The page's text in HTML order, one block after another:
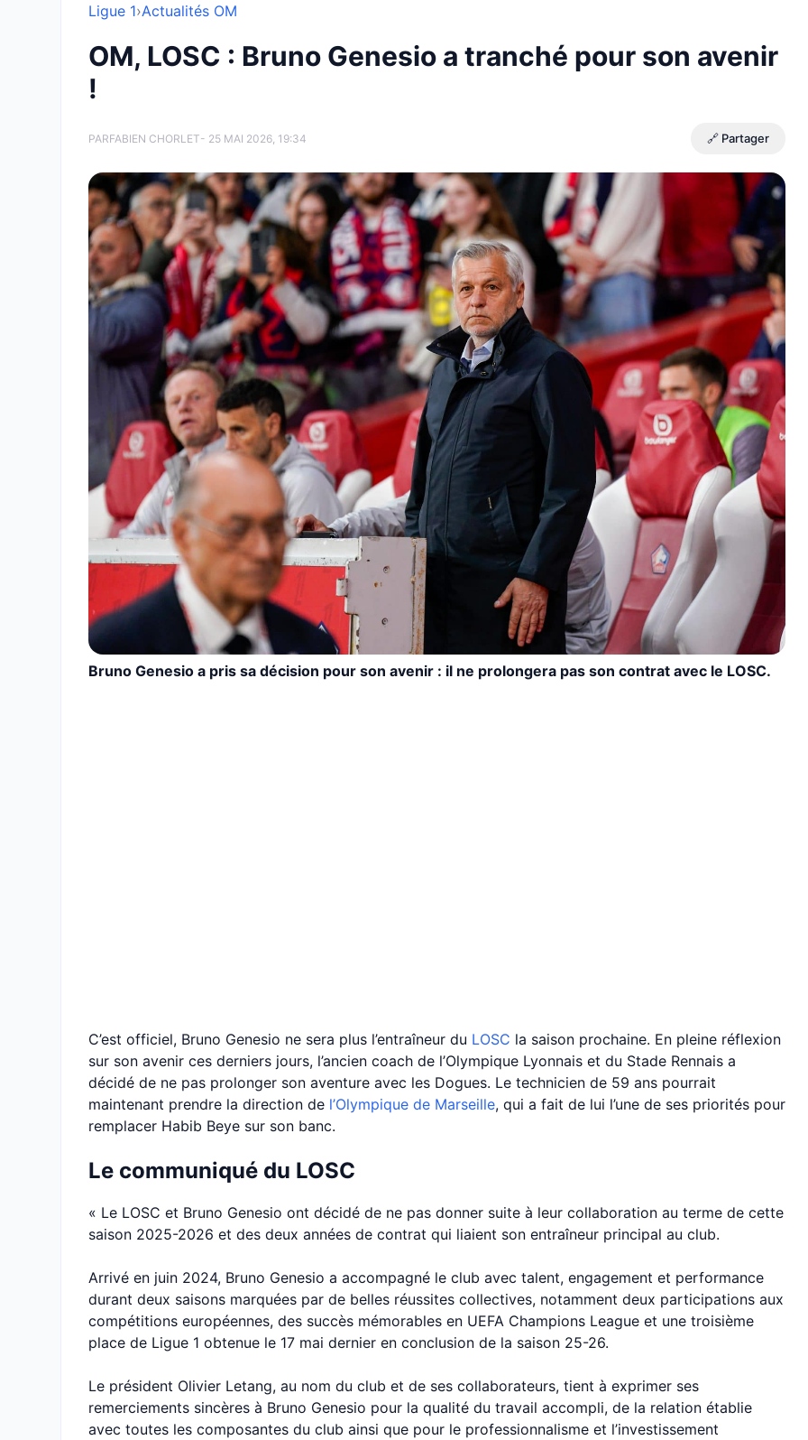
Ligue 1›Actualités OM
OM, LOSC : Bruno Genesio a tranché pour son avenir
!
PARFABIEN CHORLET- 25 MAI 2026, 19:34 🔗 Partager
Bruno Genesio a pris sa décision pour son avenir : il ne prolongera pas son contrat avec le LOSC.
C’est officiel, Bruno Genesio ne sera plus l’entraîneur du LOSC la saison prochaine. En pleine réflexion
sur son avenir ces derniers jours, l’ancien coach de l’Olympique Lyonnais et du Stade Rennais a
décidé de ne pas prolonger son aventure avec les Dogues. Le technicien de 59 ans pourrait
maintenant prendre la direction de l’Olympique de Marseille, qui a fait de lui l’une de ses priorités pour
remplacer Habib Beye sur son banc.
Le communiqué du LOSC
« Le LOSC et Bruno Genesio ont décidé de ne pas donner suite à leur collaboration au terme de cette
saison 2025-2026 et des deux années de contrat qui liaient son entraîneur principal au club.
Arrivé en juin 2024, Bruno Genesio a accompagné le club avec talent, engagement et performance
durant deux saisons marquées par de belles réussites collectives, notamment deux participations aux
compétitions européennes, des succès mémorables en UEFA Champions League et une troisième
place de Ligue 1 obtenue le 17 mai dernier en conclusion de la saison 25-26.
Le président Olivier Letang, au nom du club et de ses collaborateurs, tient à exprimer ses
remerciements sincères à Bruno Genesio pour la qualité du travail accompli, de la relation établie
avec toutes les composantes du club ainsi que pour le professionnalisme et l’investissement